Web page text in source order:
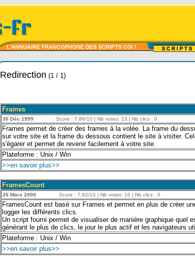
Redirection (1 / 1)
Frames
30 Déc 1999 Score : 7.86/10 | Nb votes: 23 | Nb clics : 0
Frames permet de créer des frames à la volée. La frame du
sur votre site et la frame du dessous contient le site à visiter.
s'égarer et permet de revenir facilement à votre site.
Plateforme : Unix / Win
>>en savoir plus>>
FramesCount
26 Mars 2000 Score : 7.62/10 | Nb votes: 16 | Nb clics : 0
FramesCount est basé sur Frames et permet en plus de créer
logger les différents clics.
Un script fourni permet de visualiser de manière graphique quel
générant le plus de clics, le jour le plus actif et les navigateurs
Plateforme : Unix / Win
>>en savoir plus>>